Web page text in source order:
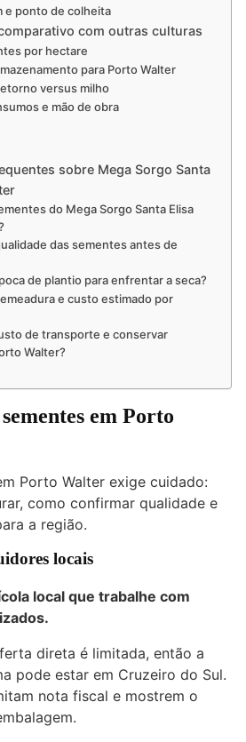
e ponto de colheita
com outras culturas
por hectare
para Porto Walter
versus milho
e mão de obra
sobre Mega Sorgo Santa
do Mega Sorgo Santa Elisa
das sementes antes de
de plantio para enfrentar a seca?
e custo estimado por
de transporte e conservar
Walter?
em Porto
Porto Walter exige cuidado:
como confirmar qualidade e
a região.
locais
local que trabalhe com
direta é limitada, então a
pode estar em Cruzeiro do Sul.
nota fiscal e mostrem o